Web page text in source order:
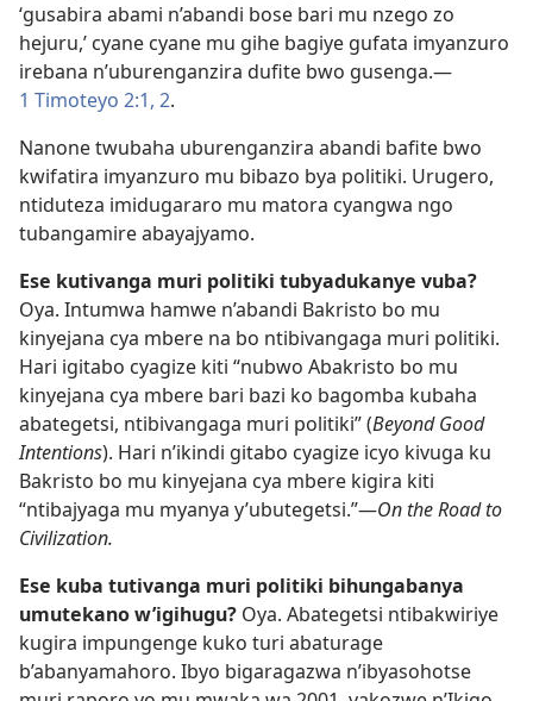
‘gusabira abami n’abandi bose bari mu nzego zo
hejuru,’ cyane cyane mu gihe bagiye gufata imyanzuro
irebana n’uburenganzira dufite bwo gusenga.​—
1 Timoteyo 2:​1, 2.
Nanone twubaha uburenganzira abandi bafite bwo
kwifatira imyanzuro mu bibazo bya politiki. Urugero,
ntiduteza imidugararo mu matora cyangwa ngo
tubangamire abayajyamo.
Ese kutivanga muri politiki tubyadukanye vuba?
Oya. Intumwa hamwe n’abandi Bakristo bo mu
kinyejana cya mbere na bo ntibivangaga muri politiki.
Hari igitabo cyagize kiti “nubwo Abakristo bo mu
kinyejana cya mbere bari bazi ko bagomba kubaha
abategetsi, ntibivangaga muri politiki” (Beyond Good
Intentions). Hari n’ikindi gitabo cyagize icyo kivuga ku
Bakristo bo mu kinyejana cya mbere kigira kiti
“ntibajyaga mu myanya y’ubutegetsi.”—On the Road to
Civilization.
Ese kuba tutivanga muri politiki bihungabanya
umutekano w’igihugu? Oya. Abategetsi ntibakwiriye
kugira impungenge kuko turi abaturage
b’abanyamahoro. Ibyo bigaragazwa n’ibyasohotse